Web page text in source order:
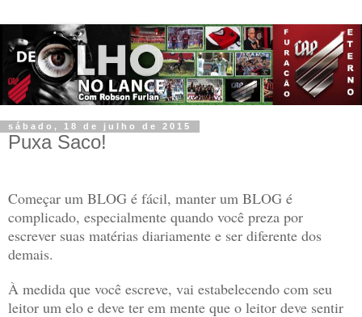
sábado, 18 de julho de 2015
Puxa Saco!
Começar um BLOG é fácil, manter um BLOG é
complicado, especialmente quando você preza por
escrever suas matérias diariamente e ser diferente dos
demais.
À medida que você escreve, vai estabelecendo com seu
leitor um elo e deve ter em mente que o leitor deve sentir